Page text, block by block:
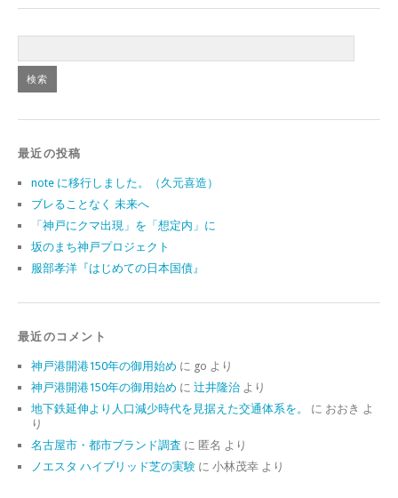
最近の投稿
note に移行しました。（久元喜造）
ブレることなく 未来へ
「神戸にクマ出現」を「想定内」に
坂のまち神戸プロジェクト
服部孝洋『はじめての日本国債』
最近のコメント
神戸港開港150年の御用始め に go より
神戸港開港150年の御用始め に 辻井隆治 より
地下鉄延伸より人口減少時代を見据えた交通体系を。
に おおき よ
り
名古屋市・都市ブランド調査 に 匿名 より
ノエスタ ハイブリッド芝の実験 に 小林茂幸 より